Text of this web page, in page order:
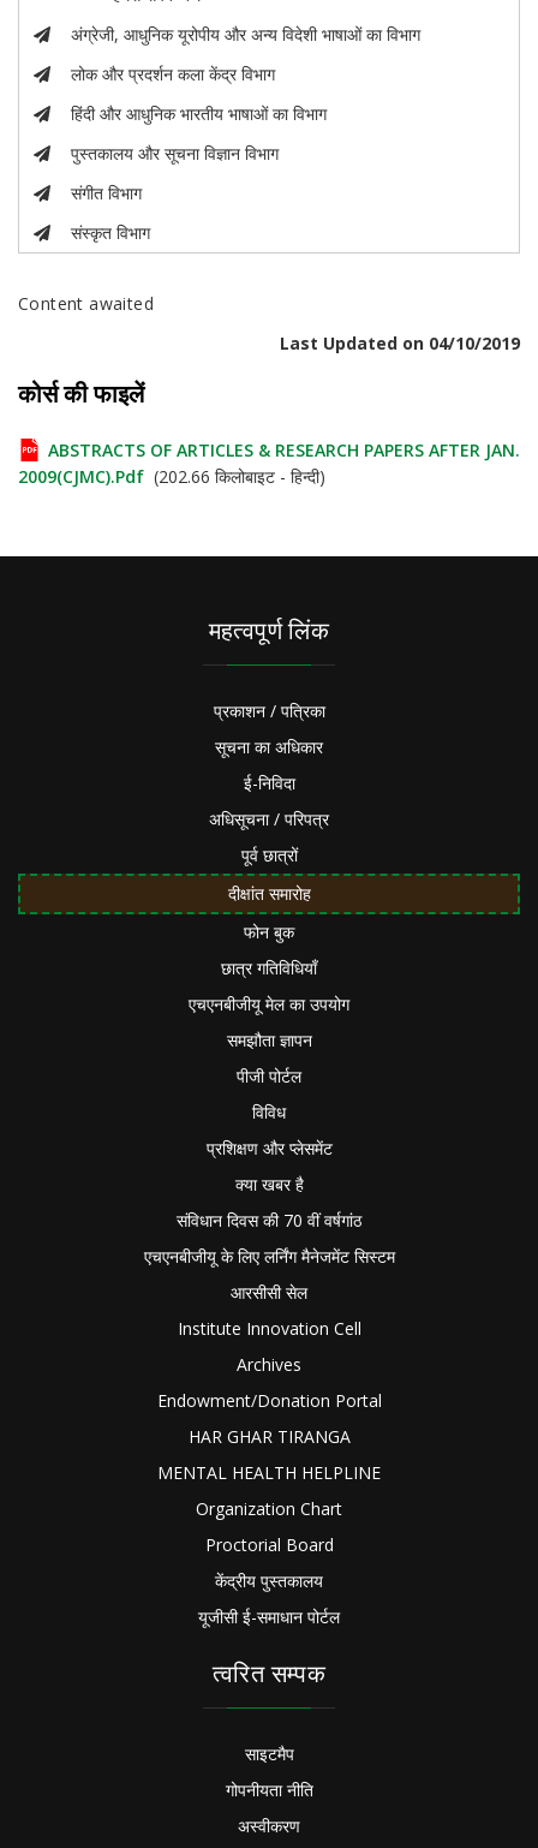
अंग्रेजी, आधुनिक यूरोपीय और अन्य विदेशी भाषाओं का विभाग
लोक और प्रदर्शन कला केंद्र विभाग
हिंदी और आधुनिक भारतीय भाषाओं का विभाग
पुस्तकालय और सूचना विज्ञान विभाग
संगीत विभाग
संस्कृत विभाग
Content awaited
Last Updated on 04/10/2019
कोर्स की फाइलें
ABSTRACTS OF ARTICLES & RESEARCH PAPERS AFTER JAN.
2009(CJMC).pdf (202.66 किलोबाइट - हिन्दी)
महत्वपूर्ण लिंक
प्रकाशन / पत्रिका
सूचना का अधिकार
ई-निविदा
अधिसूचना / परिपत्र
पूर्व छात्रों
दीक्षांत समारोह
फोन बुक
छात्र गतिविधियाँ
एचएनबीजीयू मेल का उपयोग
समझौता ज्ञापन
पीजी पोर्टल
विविध
प्रशिक्षण और प्लेसमेंट
क्या खबर है
संविधान दिवस की 70 वीं वर्षगांठ
एचएनबीजीयू के लिए लर्निंग मैनेजमेंट सिस्टम
आरसीसी सेल
Institute Innovation Cell
Archives
Endowment/Donation Portal
HAR GHAR TIRANGA
MENTAL HEALTH HELPLINE
Organization Chart
Proctorial Board
केंद्रीय पुस्तकालय
यूजीसी ई-समाधान पोर्टल
त्वरित सम्पक
साइटमैप
गोपनीयता नीति
अस्वीकरण